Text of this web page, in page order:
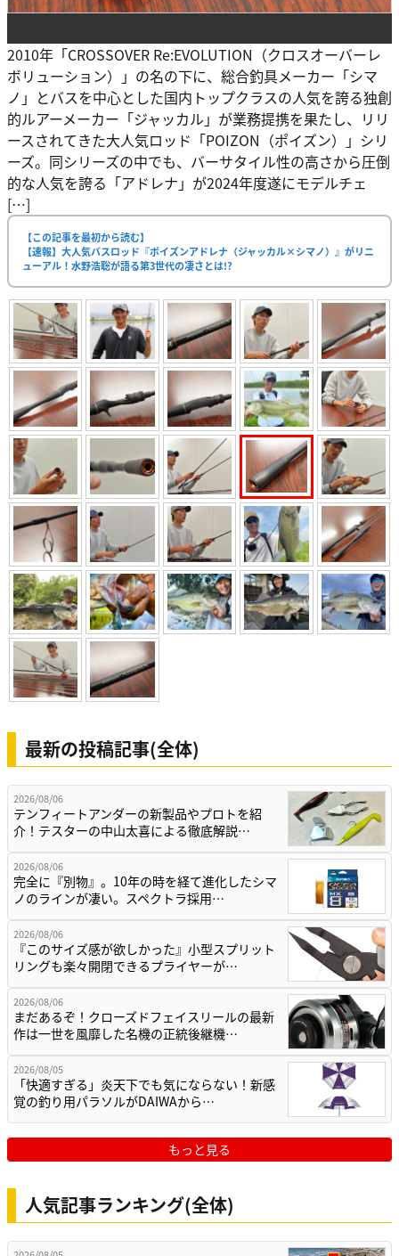
2010年「CROSSOVER Re:EVOLUTION（クロスオーバーレ
ボリューション）」の名の下に、総合釣具メーカー「シマ
ノ」とバスを中心とした国内トップクラスの人気を誇る独創
的ルアーメーカー「ジャッカル」が業務提携を果たし、リリ
ースされてきた大人気ロッド「POIZON（ポイズン）」シリ
ーズ。同シリーズの中でも、バーサタイル性の高さから圧倒
的な人気を誇る「アドレナ」が2024年度遂にモデルチェ
[…]
【この記事を最初から読む】
【速報】大人気バスロッド『ポイズンアドレナ（ジャッカル×シマノ）』がリニ
ューアル！水野浩聡が語る第3世代の凄さとは!?
最新の投稿記事(全体)
2026/08/06
テンフィートアンダーの新製品やプロトを紹
介！テスターの中山太喜による徹底解説…
2026/08/06
完全に『別物』。10年の時を経て進化したシマ
ノのラインが凄い。スペクトラ採用…
2026/08/06
『このサイズ感が欲しかった』小型スプリット
リングも楽々開閉できるプライヤーが…
2026/08/06
まだあるぞ！クローズドフェイスリールの最新
作は一世を風靡した名機の正統後継機…
2026/08/05
「快適すぎる」炎天下でも気にならない！新感
覚の釣り用パラソルがDAIWAから…
もっと見る
人気記事ランキング(全体)